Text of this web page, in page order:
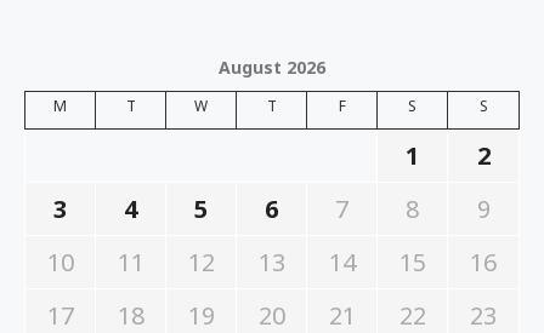
August 2026
M T W T F S S
1
2
3
4 5 6 7 8
9
10
11 12 13 14 15
16
17
18 19 20 21 22
23